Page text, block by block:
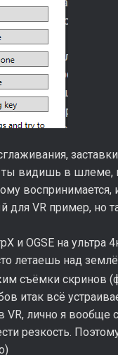
видишь в шлеме,
воспринимается,
VR пример, но
и OGSE на ультра
летаешь над
съёмки скринов
итак всё
лично я вообще
резкость.